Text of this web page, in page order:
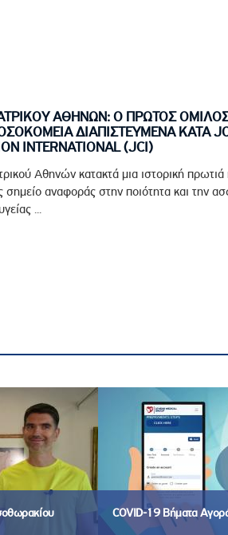
ΑΘΗΝΩΝ: Ο ΠΡΩΤΟΣ
ΔΙΑΠΙΣΤΕΥΜΕΝΑ ΚΑΤΑ
INTERNATIONAL (JCI)
Αθηνών κατακτά μια ιστορική πρωτιά
αναφοράς στην ποιότητα και την
...
COVID-19 Βήματα